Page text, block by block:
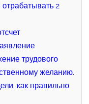
2
трудового
желанию.
как правильно